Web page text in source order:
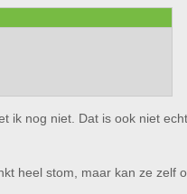
ik nog niet. Dat is ook niet
heel stom, maar kan ze zelf